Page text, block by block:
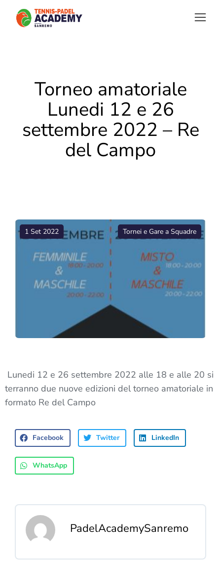
Torneo amatoriale
Lunedi 12 e 26
settembre 2022 – Re
del Campo
1 Set 2022 Tornei e Gare a Squadre
Lunedi 12 e 26 settembre 2022 alle 18 e alle 20 si
terranno due nuove edizioni del torneo amatoriale in
formato Re del Campo
Facebook Twitter LinkedIn
WhatsApp
PadelAcademySanremo